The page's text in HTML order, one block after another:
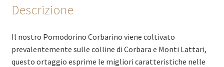
Descrizione
Il nostro Pomodorino Corbarino viene coltivato
prevalentemente sulle colline di Corbara e Monti Lattari,
questo ortaggio esprime le migliori caratteristiche nelle